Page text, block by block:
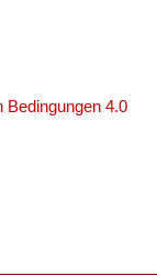
Bedingungen 4.0